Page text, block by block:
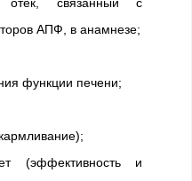
АПФ, в анамнезе;
функции печени;
(эффективность и